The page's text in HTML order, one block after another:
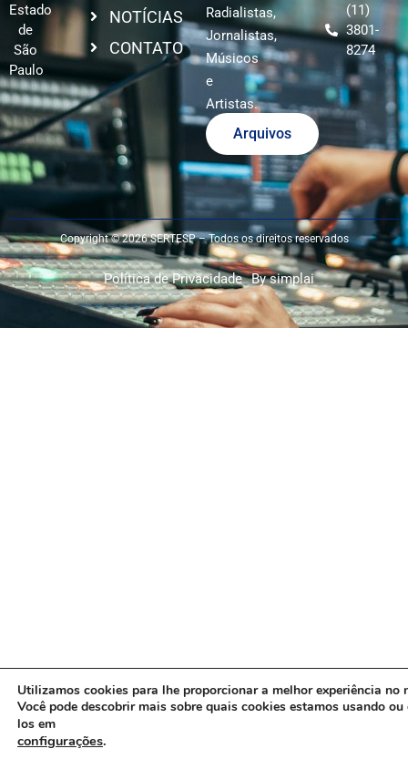
Estado
de
São
Paulo
NOTÍCIAS
CONTATO
Radialistas,
Jornalistas,
Músicos
e
Artistas.
Arquivos
(11)
3801-
8274
Copyright © 2026 SERTESP – Todos os direitos reservados
Política de Privacidade By simplai
Utilizamos cookies para lhe proporcionar a melhor experiência no
Você pode descobrir mais sobre quais cookies estamos usando
los em
configurações.